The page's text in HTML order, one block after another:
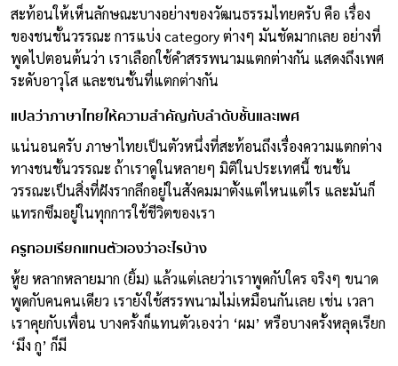
สะท้อนให้เห็นลักษณะบางอย่างของวัฒนธรรมไทยครับ คือ เรื่อง
ของชนชั้นวรรณะ การแบ่ง category ต่างๆ มันชัดมากเลย อย่างที่
พูดไปตอนต้นว่า เราเลือกใช้คำสรรพนามแตกต่างกัน แสดงถึงเพศ
ระดับอาวุโส และชนชั้นที่แตกต่างกัน
แปลว่าภาษาไทยให้ความสำคัญกับลำดับชั้นและเพศ
แน่นอนครับ ภาษาไทยเป็นตัวหนึ่งที่สะท้อนถึงเรื่องความแตกต่าง
ทางชนชั้นวรรณะ ถ้าเราดูในหลายๆ มิติในประเทศนี้ ชนชั้น
วรรณะเป็นสิ่งที่ฝังรากลึกอยู่ในสังคมมาตั้งแต่ไหนแต่ไร และมันก็
แทรกซึมอยู่ในทุกการใช้ชีวิตของเรา
ครูทอมเรียกแทนตัวเองว่าอะไรบ้าง
หู้ย หลากหลายมาก (ยิ้ม) แล้วแต่เลยว่าเราพูดกับใคร จริงๆ ขนาด
พูดกับคนคนเดียว เรายังใช้สรรพนามไม่เหมือนกันเลย เช่น เวลา
เราคุยกับเพื่อน บางครั้งก็แทนตัวเองว่า ‘ผม’ หรือบางครั้งหลุดเรียก
‘มึง กู’ ก็มี